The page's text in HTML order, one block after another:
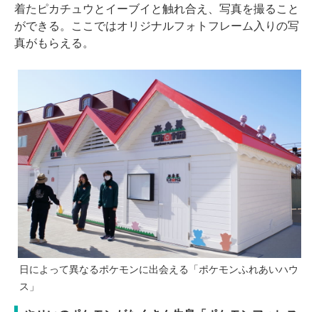
着たピカチュウとイーブイと触れ合え、写真を撮ること
ができる。ここではオリジナルフォトフレーム入りの写
真がもらえる。
日によって異なるポケモンに出会える「ポケモンふれあいハウ
ス」